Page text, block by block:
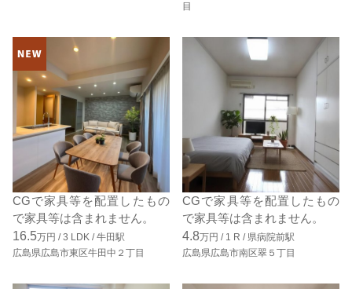
目
CGで家具等を配置したもの
で家具等は含まれません。
16.5万円 /3 LDK /牛田駅
広島県広島市東区牛田中２丁目
CGで家具等を配置したもの
で家具等は含まれません。
4.8万円 / 1 R / 県病院前駅
広島県広島市南区翠５丁目